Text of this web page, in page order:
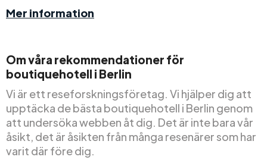
Mer information
Om våra rekommendationer för
boutiquehotell i Berlin
Vi är ett reseforskningsföretag. Vi hjälper dig att
upptäcka de bästa boutiquehotell i Berlin genom
att undersöka webben åt dig. Det är inte bara vår
åsikt, det är åsikten från många resenärer som har
varit där före dig.